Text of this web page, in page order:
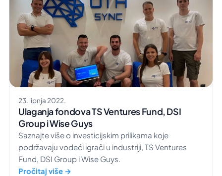
23. lipnja 2022.
Ulaganja fondova TS Ventures Fund, DSI
Group i Wise Guys
Saznajte više o investicijskim prilikama koje
podržavaju vodeći igrači u industriji, TS Ventures
Fund, DSI Group i Wise Guys.
Pročitaj više →